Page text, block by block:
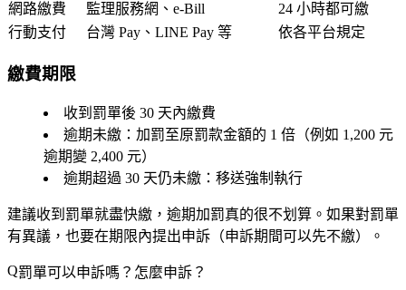
網路繳費
監理服務網、e-Bill
24 小時都可繳
行動支付
台灣 Pay、LINE Pay 等 依各平台規定
繳費期限
收到罰單後 30 天內繳費
逾期未繳：加罰至原罰款金額的 1 倍 （例如 1,200 元
逾期變 2,400 元）
逾期超過 30 天仍未繳：移送強制執行
建議收到罰單就盡快繳 ，逾期加罰真的很不划算。如果對罰單
有異議，也要在期限內提出申訴（申訴期間可以先不繳）。
罰單可以申訴嗎？怎麼申訴？